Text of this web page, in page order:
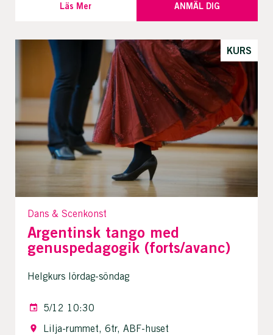
Läs Mer ANMÄL DIG
KURS
Dans & Scenkonst
Argentinsk tango med
genuspedagogik (forts/avanc)
Helgkurs lördag-söndag
5/12 10:30
Lilja-rummet, 6tr, ABF-huset